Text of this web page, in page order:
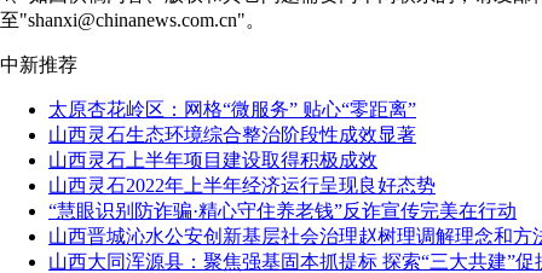
至"shanxi@chinanews.com.cn"。
中新推荐
太原杏花岭区：网格“微服务” 贴心“零距离”
山西灵石生态环境综合整治阶段性成效显著
山西灵石上半年项目建设取得积极成效
山西灵石2022年上半年经济运行呈现良好态势
“慧眼识别防诈骗·精心守住养老钱”反诈宣传完美在行动
山西晋城沁水公安创新基层社会治理赵树理调解理念和方
山西大同浑源县：聚焦强基固本抓提标 探索“三大共建”促